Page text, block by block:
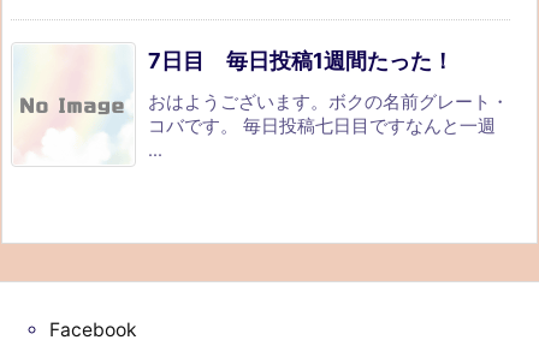
7日目 毎日投稿1週間たった！
おはようございます。ボクの名前グレート・
コバです。 毎日投稿七日目ですなんと一週
...
Facebook